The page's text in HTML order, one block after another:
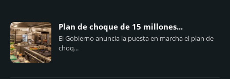
Plan de choque de 15 millones...
El Gobierno anuncia la puesta en marcha el plan de
choq...